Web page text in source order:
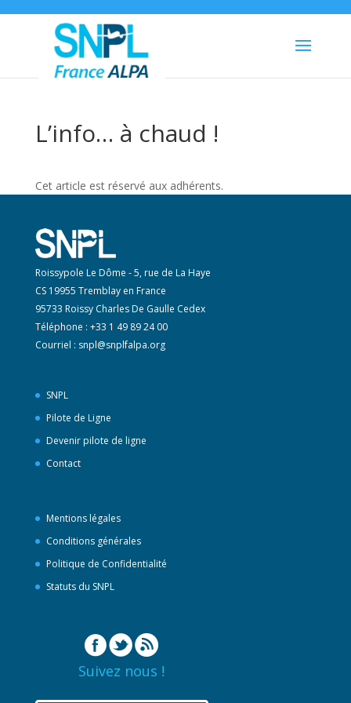
L’info… à chaud !
Cet article est réservé aux adhérents.
Roissypole Le Dôme - 5, rue de La Haye
CS 19955 Tremblay en France
95733 Roissy Charles De Gaulle Cedex
Téléphone : +33 1 49 89 24 00
Courriel : snpl@snplfalpa.org
SNPL
Pilote de Ligne
Devenir pilote de ligne
Contact
Mentions légales
Conditions générales
Politique de Confidentialité
Statuts du SNPL
Suivez nous !